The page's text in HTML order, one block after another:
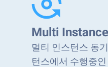
Multi
멀티 인스턴스 동
턴스에서 수행중